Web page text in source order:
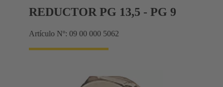
REDUCTOR PG 13,5 - PG 9
Artículo Nº: 09 00 000 5062